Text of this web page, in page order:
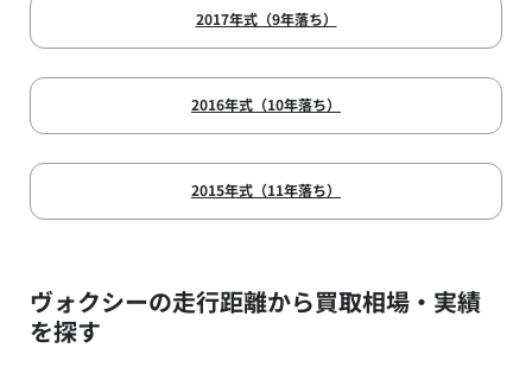
2017年式（9年落ち）
2016年式（10年落ち）
2015年式（11年落ち）
ヴォクシーの走行距離から買取相場・実績
を探す